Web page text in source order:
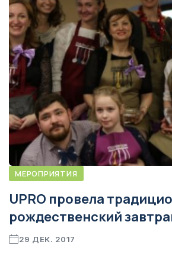
МЕРОПРИЯТИЯ
UPRO провела
рождественский
29 ДЕК. 2017